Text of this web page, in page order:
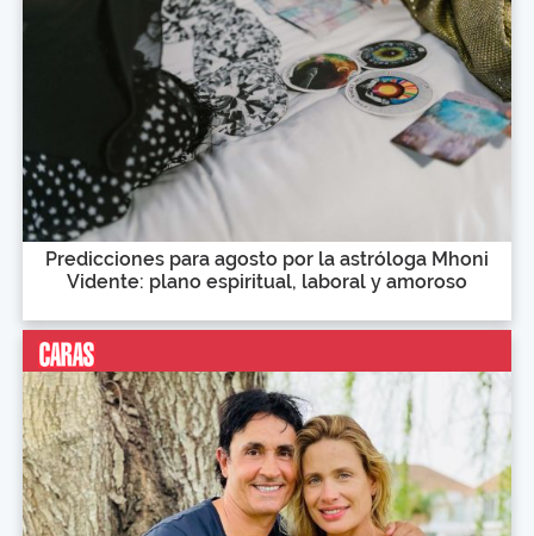
Predicciones para agosto por la astróloga Mhoni
Vidente: plano espiritual, laboral y amoroso